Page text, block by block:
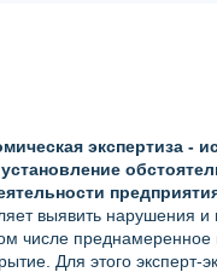
экспертиза -
выявить нарушения и
числе преднамеренное
Для этого эксперт-